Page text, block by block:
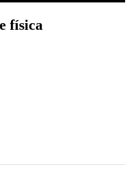
física